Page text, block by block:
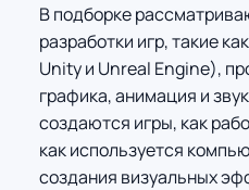
В подборке
разработки игр, такие
Unity и Unreal Engine),
графика, анимация и
создаются игры, как
как используется
создания визуальных